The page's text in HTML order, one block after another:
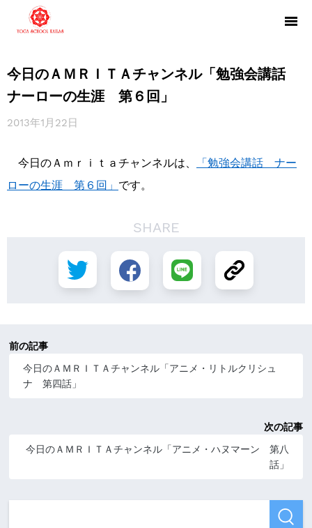
今日のＡＭＲＩＴＡチャンネル「勉強会講話
ナーローの生涯 第６回」
2013年1月22日
今日のＡｍｒｉｔａチャンネルは、
「勉強会講話 ナー
ローの生涯 第６回」 です。
SHARE
前の記事
今日のＡＭＲＩＴＡチャンネル「アニメ・リトルクリシュ
ナ 第四話」
次の記事
今日のＡＭＲＩＴＡチャンネル「アニメ・ハヌマーン 第八
話」